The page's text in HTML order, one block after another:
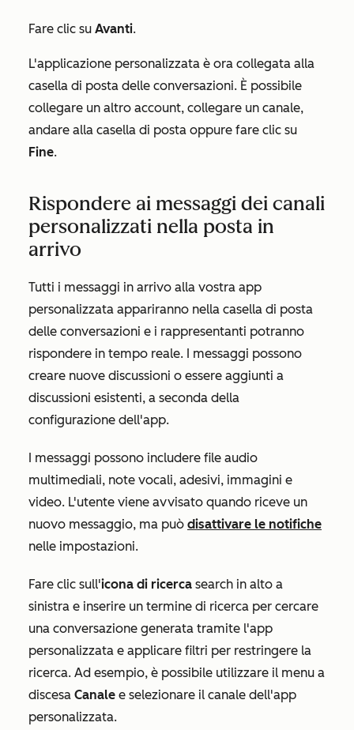
Fare clic su Avanti.
L'applicazione personalizzata è ora collegata alla
casella di posta delle conversazioni. È possibile
collegare un altro account, collegare un canale,
andare alla casella di posta oppure fare clic su
Fine.
Rispondere ai messaggi dei canali
personalizzati nella posta in
arrivo
Tutti i messaggi in arrivo alla vostra app
personalizzata appariranno nella casella di posta
delle conversazioni e i rappresentanti potranno
rispondere in tempo reale. I messaggi possono
creare nuove discussioni o essere aggiunti a
discussioni esistenti, a seconda della
configurazione dell'app.
I messaggi possono includere file audio
multimediali, note vocali, adesivi, immagini e
video. L'utente viene avvisato quando riceve un
nuovo messaggio, ma può disattivare le notifiche
nelle impostazioni.
Fare clic sull'icona di ricerca search in alto a
sinistra e inserire un termine di ricerca per cercare
una conversazione generata tramite l'app
personalizzata e applicare filtri per restringere la
ricerca. Ad esempio, è possibile utilizzare il menu a
discesa Canale e selezionare il canale dell'app
personalizzata.